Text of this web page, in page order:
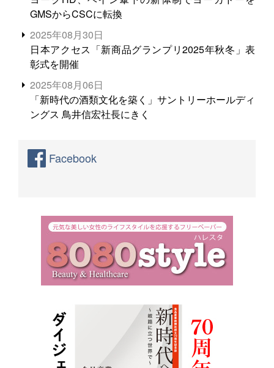
GMSからCSCに転換
2025年08月30日
日本アクセス「新商品グランプリ2025年秋冬」表
彰式を開催
2025年08月06日
「新時代の酒類文化を築く」サントリーホールディ
ングス 鳥井信宏社長にきく
Facebook